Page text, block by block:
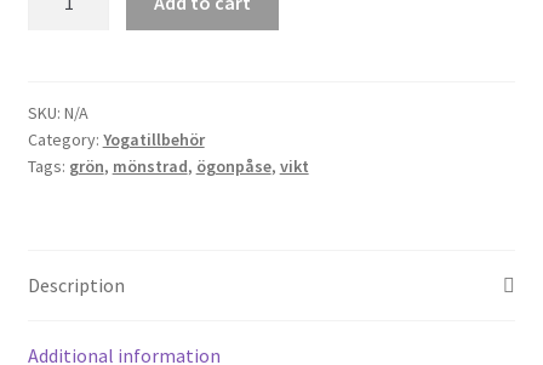
Yogamassage
SKU: N/A
Category: Yogatillbehör
Tags: grön, mönstrad, ögonpåse, vikt
Description
Additional information